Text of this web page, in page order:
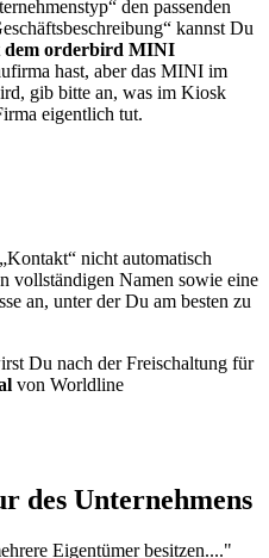
“ den passenden
äftsbeschreibung“ kannst Du
dem orderbird MINI
hast, aber das MINI im
, gib bitte an, was im Kiosk
eigentlich tut.
„Kontakt“ nicht automatisch
vollständigen Namen sowie eine
an, unter der Du am besten zu
Du nach der Freischaltung für
von Worldline
des Unternehmens
Eigentümer besitzen...."